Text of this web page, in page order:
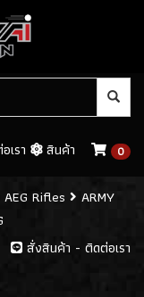
เรา สินค้า 0
Rifles
ARMY
สั่งสินค้า - ติดต่อเรา